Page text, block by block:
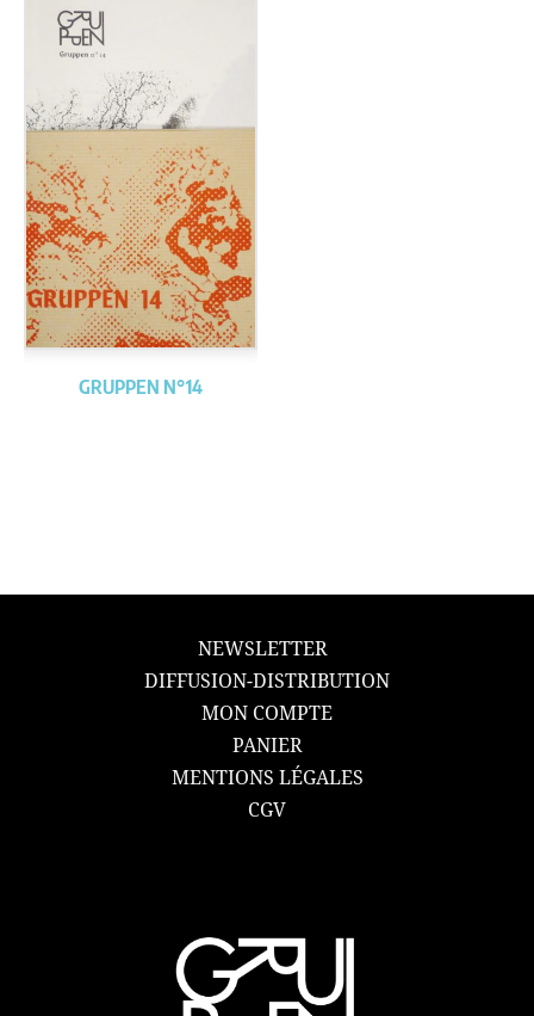
GRUPPEN N°14
NEWSLETTER
DIFFUSION-DISTRIBUTION
MON COMPTE
PANIER
MENTIONS LÉGALES
CGV